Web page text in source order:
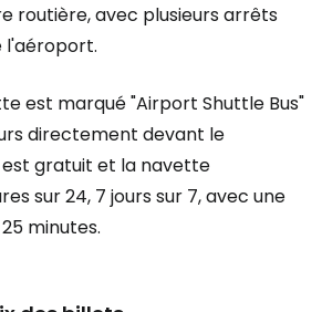
routière, avec plusieurs arrêts
l'aéroport.
est marqué "Airport Shuttle Bus"
directement devant le
gratuit et la navette
sur 24, 7 jours sur 7, avec une
minutes.